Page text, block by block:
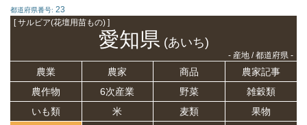
都道府県番号: 23
[ サルビア(花壇用苗もの) ]
愛知県(あいち)
- 産地 / 都道府県 -
農業 農家 商品
農家記事
農作物
6次産業 野菜
雑穀類
いも類
米 麦類
果物